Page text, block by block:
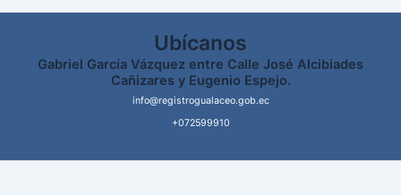
Ubícanos
Gabriel García Vázquez entre Calle José Alcibiades
Cañizares y Eugenio Espejo.
info@registrogualaceo.gob.ec
+072599910